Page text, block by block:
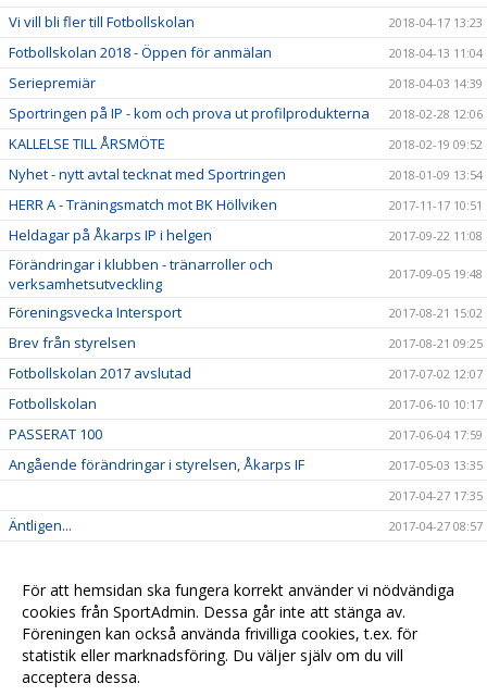
Vi vill bli fler till Fotbollskolan 2018-04-17 13:23
Fotbollskolan 2018 - Öppen för anmälan 2018-04-13 11:04
Seriepremiär 2018-04-03 14:39
Sportringen på IP - kom och prova ut profilprodukterna 2018-02-28 12:06
KALLELSE TILL ÅRSMÖTE 2018-02-19 09:52
Nyhet - nytt avtal tecknat med Sportringen 2018-01-09 13:54
HERR A - Träningsmatch mot BK Höllviken 2017-11-17 10:51
Heldagar på Åkarps IP i helgen 2017-09-22 11:08
Förändringar i klubben - tränarroller och
verksamhetsutveckling
2017-09-05 19:48
Föreningsvecka Intersport 2017-08-21 15:02
Brev från styrelsen 2017-08-21 09:25
Fotbollskolan 2017 avslutad 2017-07-02 12:07
Fotbollskolan 2017-06-10 10:17
PASSERAT 100 2017-06-04 17:59
Angående förändringar i styrelsen, Åkarps IF
2017-05-03 13:35
2017-04-27 17:35
Äntligen... 2017-04-27 08:57
Nyheter i profilsortimentet 2017-02-03 08:10
Utbildning genomförd 2016-12-12 20:40
För att hemsidan ska fungera korrekt använder vi nödvändiga
cookies från SportAdmin. Dessa går inte att stänga av.
Föreningen kan också använda frivilliga cookies, t.ex. för
statistik eller marknadsföring. Du väljer själv om du vill
acceptera dessa.